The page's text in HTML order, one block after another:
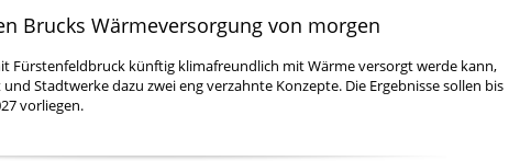
Brucks Wärmeversorgung von morgen
Fürstenfeldbruck künftig klimafreundlich mit Wärme versorgt werde kann,
Stadtwerke dazu zwei eng verzahnte Konzepte. Die Ergebnisse sollen bis
vorliegen.